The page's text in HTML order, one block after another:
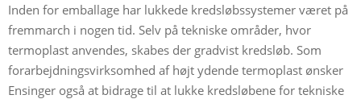
Inden for emballage har lukkede kredsløbssystemer været på
fremmarch i nogen tid. Selv på tekniske områder, hvor
termoplast anvendes, skabes der gradvist kredsløb. Som
forarbejdningsvirksomhed af højt ydende termoplast ønsker
Ensinger også at bidrage til at lukke kredsløbene for tekniske